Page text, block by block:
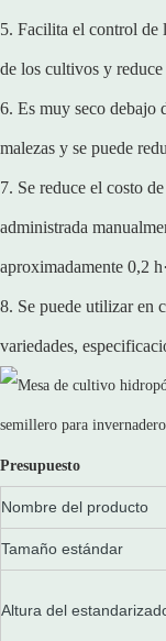
5. Facilita el control de
de los cultivos y
6. Es muy seco debajo
malezas y se puede
7. Se reduce el costo
administrada
aproximadamente 0,2
8. Se puede utilizar en
variedades,
Presupuesto
Nombre del producto
Tamaño estándar
Altura del